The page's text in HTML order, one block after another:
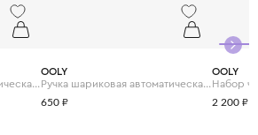
Ручка шариковая автоматическая с 6 цветами "Лама"
OOLY
Ручка шариковая автоматическая с 6 цветами "Комиксы"
650 ₽
OOLY
2 200 ₽